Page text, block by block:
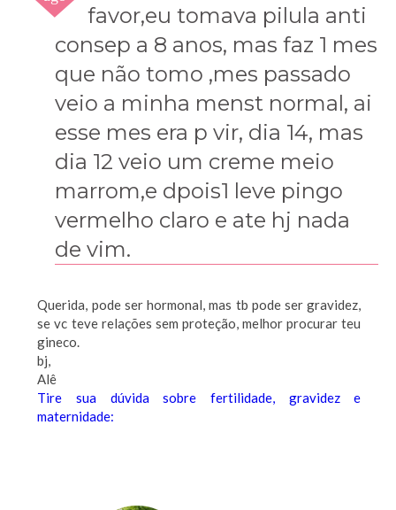
favor,eu tomava pilula anti
consep a 8 anos, mas faz 1 mes
que não tomo ,mes passado
veio a minha menst normal, ai
esse mes era p vir, dia 14, mas
dia 12 veio um creme meio
marrom,e dpois1 leve pingo
vermelho claro e ate hj nada
de vim.
Querida, pode ser hormonal, mas tb pode ser gravidez,
se vc teve relações sem proteção, melhor procurar teu
gineco.
bj,
Alê
Tire sua dúvida sobre fertilidade, gravidez e
maternidade: